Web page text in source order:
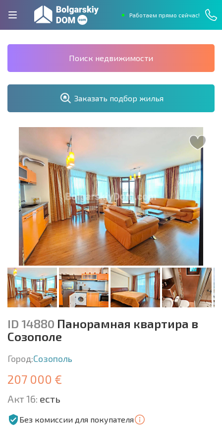
Работаем прямо сейчас!
Поиск недвижимости
Заказать подбор жилья
ID 14880 Панорамная квартира в
Созополе
Город:Созополь
207 000 €
Акт 16: есть
Без комиссии для покупателя